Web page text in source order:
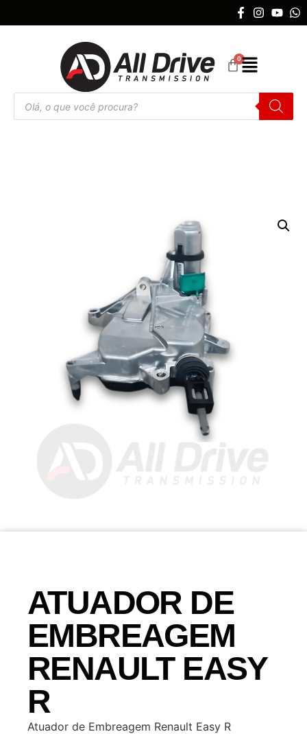
ATUADOR DE
EMBREAGEM
RENAULT EASY
R
Atuador de Embreagem Renault Easy R